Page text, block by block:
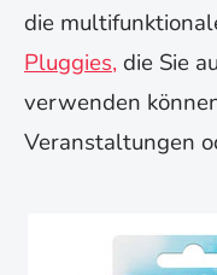
die
Pluggies,die Sie
verwenden
Veranstaltungen